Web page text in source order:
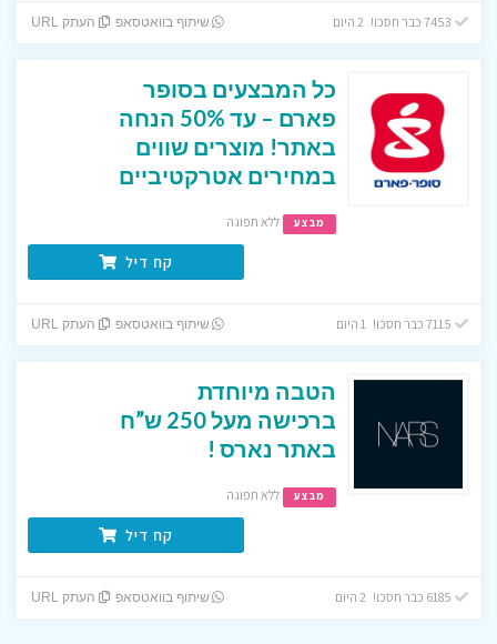
שיתוף בוואטסאפ העתק URL
כל המבצעים בסופר
פארם – עד 50% הנחה
באתר! מוצרים שווים
במחירים אטרקטיביים
מבצע ללא תפוגה
קח דיל
שיתוף בוואטסאפ העתק URL
הטבה מיוחדת
ברכישה מעל 250 ש”ח
באתר נארס !
מבצע ללא תפוגה
קח דיל
שיתוף בוואטסאפ העתק URL